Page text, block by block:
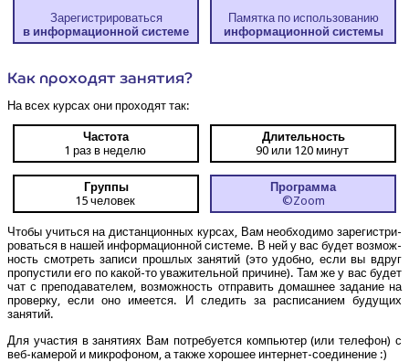
Зарегистрироваться
в инфор­ма­ци­он­ной системе
Памят­ка по использованию
инфор­ма­ци­он­ной системы
Как про­хо­дят занятия?
На всех кур­сах они про­хо­дят так:
Часто­та
1 раз в неделю
Дли­тель­ность
90 или 120 минут
Груп­пы
15 человек
Про­грам­ма
©Zoom
Что­бы учить­ся на дистан­ци­он­ных кур­сах, Вам необ­хо­ди­мо заре­ги­стри­
ро­вать­ся в нашей инфор­ма­ци­он­ной систе­ме. В ней у вас будет воз­мож­
ность смот­реть запи­си про­шлых заня­тий (это удоб­но, если вы вдруг
про­пу­сти­ли его по какой-то ува­жи­тель­ной при­чине). Там же у вас будет
чат с пре­по­да­ва­те­лем, воз­мож­ность отпра­вить домаш­нее зада­ние на
про­вер­ку, если оно име­ет­ся. И сле­дить за рас­пи­са­ни­ем буду­щих
занятий.
Для уча­стия в заня­ти­ях Вам потре­бу­ет­ся ком­пью­тер (или теле­фон) с
веб-каме­рой и мик­ро­фо­ном, а так­же хоро­шее интернет-соединение :)